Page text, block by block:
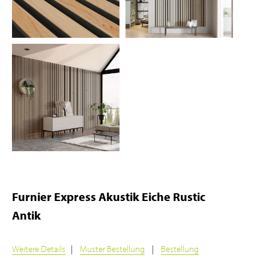
Furnier Express Akustik Eiche Rustic
Antik
Weitere Details | Muster Bestellung | Bestellung